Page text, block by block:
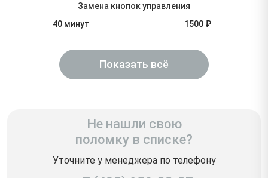
Замена кнопок управления
40 минут
1500 ₽
Показать всё
Не нашли свою
поломку в списке?
Уточните у менеджера по телефону